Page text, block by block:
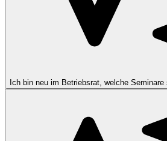
Ich bin neu im Betriebsrat, welche